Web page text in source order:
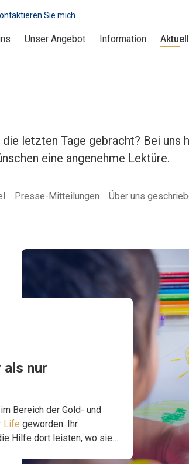
Sie mich
Unser Angebot Information
letzten Tage gebracht? Bei uns
eine angenehme Lektüre.
Presse-Mitteilungen Über uns
als nur
Bereich der Gold- und
Life geworden. Ihr
Hilfe dort leisten, wo sie